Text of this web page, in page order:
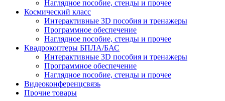
Наглядное пособие, стенды и прочее
Космический класс
Интерактивные 3D пособия и тренажеры
Программное обеспечение
Наглядное пособие, стенды и прочее
Квадрокоптеры БПЛА/БАС
Интерактивные 3D пособия и тренажеры
Программное обеспечение
Наглядное пособие, стенды и прочее
Видеоконференцсвязь
Прочие товары